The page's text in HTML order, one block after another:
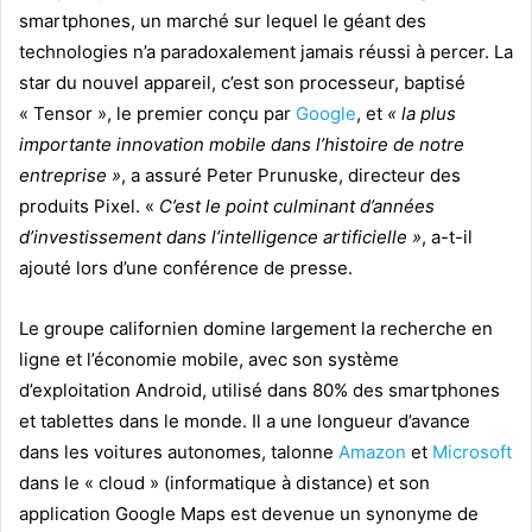
smartphones, un marché sur lequel le géant des
technologies n’a paradoxalement jamais réussi à percer. La
star du nouvel appareil, c’est son processeur, baptisé
« Tensor », le premier conçu par Google, et « la plus
importante innovation mobile dans l’histoire de notre
entreprise », a assuré Peter Prunuske, directeur des
produits Pixel. « C’est le point culminant d’années
d’investissement dans l’intelligence artificielle », a-t-il
ajouté lors d’une conférence de presse.
Le groupe californien domine largement la recherche en
ligne et l’économie mobile, avec son système
d’exploitation Android, utilisé dans 80% des smartphones
et tablettes dans le monde. Il a une longueur d’avance
dans les voitures autonomes, talonne Amazon et Microsoft
dans le « cloud » (informatique à distance) et son
application Google Maps est devenue un synonyme de